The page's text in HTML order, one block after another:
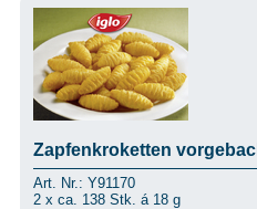
Zapfenkroketten
Art. Nr.: Y91170
2 x ca. 138 Stk. á 18 g